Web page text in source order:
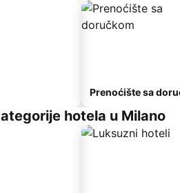
Prenoćište sa
hotela u Milano